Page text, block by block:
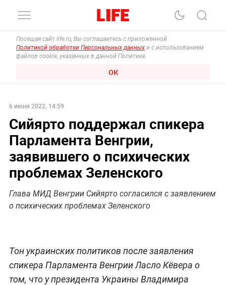
Посещая сайт life.ru, Вы соглашаетесь с приложенной
Политикой обработки Персональных данных и с использованием
файлов cookie, указанных в данной Политике.
ОК
6 июня 2022, 14:59
Сийярто поддержал спикера
Парламента Венгрии,
заявившего о психических
проблемах Зеленского
Глава МИД Венгрии Сийярто согласился с заявлением
о психических проблемах Зеленского
Тон украинских политиков после заявления
спикера Парламента Венгрии Ласло Кёвера о
том, что у президента Украины Владимира